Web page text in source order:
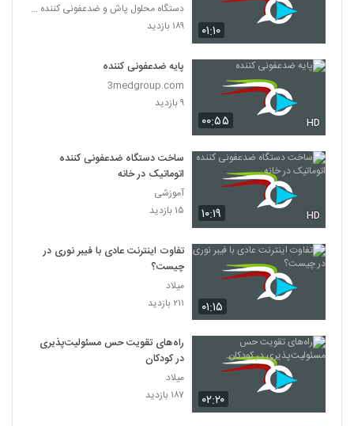
۰۱:۱۰
دستگاه محلول پاش و ضدعفونی کننده دست و اشیا
۱۸۹ بازدید
۰۰:۵۵ HD
پایه ضدعفونی کننده
3medgroup.com
۹ بازدید
۱۰:۱۹ HD
ساخت دستگاه ضدعفونی کننده
اتوماتیک در خانه
آموزشی
۱۵ بازدید
۰۱:۱۵
تفاوت اینترنت عادی با فیبر نوری در
چیست؟
میلاد
۲۱۱ بازدید
۰۲:۲۰
راه‌های تقویت حس مسئولیت‌پذیری
در کودکان
میلاد
۱۸۷ بازدید